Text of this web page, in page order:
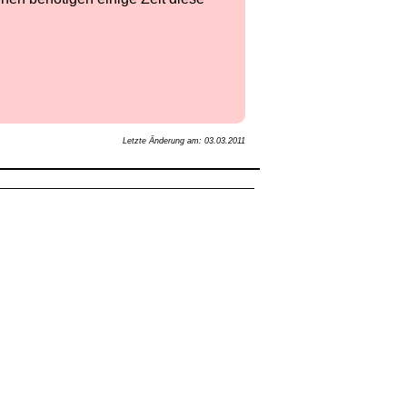
Letzte Änderung am: 03.03.2011